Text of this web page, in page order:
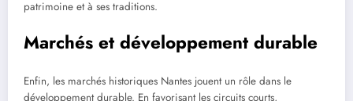
patrimoine et à ses traditions.
Marchés et développement durable
Enfin, les marchés historiques Nantes jouent un rôle dans le
développement durable. En favorisant les circuits courts,